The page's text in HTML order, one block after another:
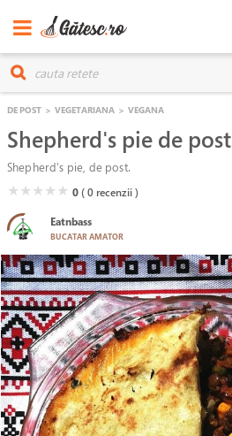
DE POST > VEGETARIANA > VEGANA
Shepherd's pie de post
Shepherd's pie, de post.
( )
★( )
★( )
★( )
★( )
★ 0( 0 recenzii )
Eatnbass
BUCATAR AMATOR